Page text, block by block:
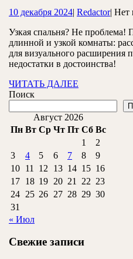
дизайн
узкой
и
длинной
спальни
10 декабря 202410
2024
| Redactor| Нет
Узкая спальня? Не проблема!
длинной и узкой комнаты:
для визуального расширения
недостатки в достоинства!
ЧИТАТЬ ДАЛЕЕ
Поиск
Август 2026
Пн Вт Ср Чт Пт Сб Вс
1
2
3
4 5 6 7 8
9
10 11 12 13 14 15 16
17 18 19 20 21 22 23
24 25 26 27 28 29 30
31
« Июл
Свежие записи